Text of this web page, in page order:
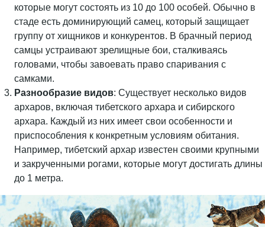
которые могут состоять из 10 до 100 особей. Обычно в
стаде есть доминирующий самец, который защищает
группу от хищников и конкурентов. В брачный период
самцы устраивают зрелищные бои, сталкиваясь
головами, чтобы завоевать право спаривания с
самками.
Разнообразие видов: Существует несколько видов
архаров, включая тибетского архара и сибирского
архара. Каждый из них имеет свои особенности и
приспособления к конкретным условиям обитания.
Например, тибетский архар известен своими крупными
и закрученными рогами, которые могут достигать длины
до 1 метра.